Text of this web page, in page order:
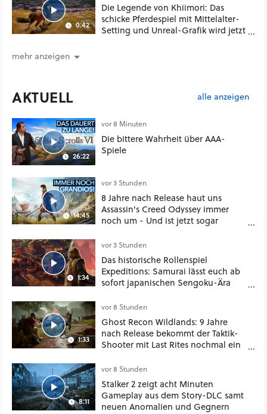
0:42
Die Legende von Khiimori: Das
schicke Pferdespiel mit Mittelalter-
Setting und Unreal-Grafik wird jetzt
mehr anzeigen
AKTUELL alle anzeigen
26:22
vor 8 Minuten
Die bittere Wahrheit über AAA-
Spiele
14:45
vor 3 Stunden
8 Jahre nach Release haut uns
Assassin's Creed Odyssey immer
noch um - Und ist jetzt sogar
1:34
vor 3 Stunden
Das historische Rollenspiel
Expeditions: Samurai lässt euch ab
sofort japanischen Sengoku-Ära
oder Diplomatie
1:33
vor 8 Stunden
Ghost Recon Wildlands: 9 Jahre
nach Release bekommt der Taktik-
Shooter mit Last Rites nochmal ein
8:11
vor 8 Stunden
Stalker 2 zeigt acht Minuten
Gameplay aus dem Story-DLC samt
neuen Anomalien und Gegnern